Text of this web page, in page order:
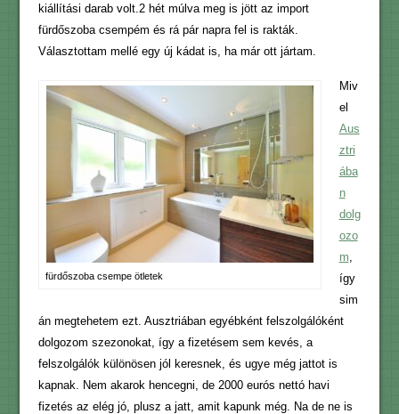
kiállítási darab volt.2 hét múlva meg is jött az import
fürdőszoba csempém és rá pár napra fel is rakták.
Választottam mellé egy új kádat is, ha már ott jártam.
fürdőszoba csempe ötletek
Miv
el
Aus
ztri
ába
n
dolg
ozo
m,
így
sim
án megtehetem ezt. Ausztriában egyébként felszolgálóként
dolgozom szezonokat, így a fizetésem sem kevés, a
felszolgálók különösen jól keresnek, és ugye még jattot is
kapnak. Nem akarok hencegni, de 2000 eurós nettó havi
fizetés az elég jó, plusz a jatt, amit kapunk még. Na de ne is